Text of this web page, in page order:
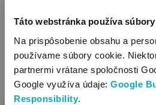
Táto webstránka používa
Na prispôsobenie obsahu a
používame súbory cookie.
partnermi vrátane spoločnosti
Google využíva údaje: Google
Responsibility.
Druh materiálu: bavlna
Strih: vzadu patentové, s
nohami na patenty
Dĺžka rukávov: dlhé
Čistenie: je možné prať v práčke